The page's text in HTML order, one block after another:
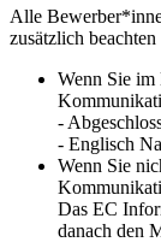
Alle
zusätzlich
Wenn Sie im
-
- Englisch
Wenn Sie
Das EC
danach den